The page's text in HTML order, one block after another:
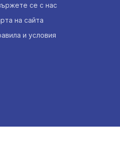
се с нас
на сайта
и условия